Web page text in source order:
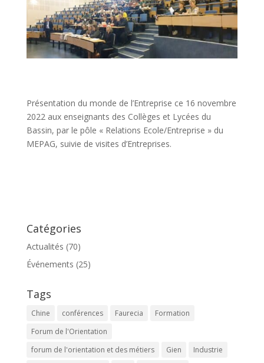
Présentation du monde de l’Entreprise ce 16 novembre
2022 aux enseignants des Collèges et Lycées du
Bassin, par le pôle « Relations Ecole/Entreprise » du
MEPAG, suivie de visites d’Entreprises.
Catégories
Actualités (70)
Événements (25)
Tags
Chine conférences Faurecia
Formation
Forum de l'Orientation
forum de l'orientation et des métiers
Gien
Industrie